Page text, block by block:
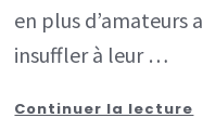
en plus d’amateurs
insuffler à leur …
Continuer la lecture